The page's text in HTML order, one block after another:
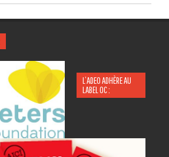
L’ADEO ADHÈRE AU
LABEL OC :